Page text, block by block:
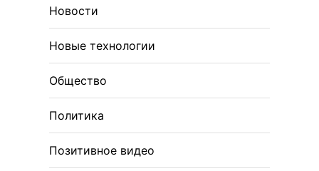
Новости
Новые технологии
Общество
Политика
Позитивное видео